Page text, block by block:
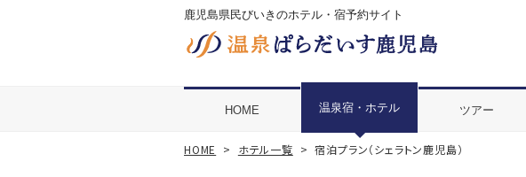
鹿児島県民びいきのホテル・宿予約サイト
HOME 温泉宿・ホテル ツアー
HOME ホテル一覧 宿泊プラン（シェラトン鹿児島）